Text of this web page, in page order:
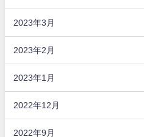
2023年3月
2023年2月
2023年1月
2022年12月
2022年9月